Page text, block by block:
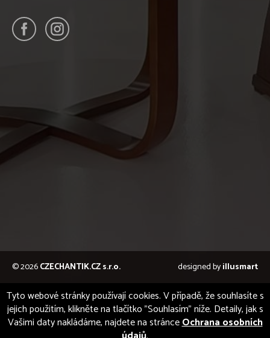
© 2026CZECHANTIK.CZ s.r.o. designed byillusmart
Tyto webové stránky používají cookies. V případě, že souhlasíte s
jejich použitím, klikněte na tlačítko "Souhlasím" níže. Detaily, jak s
Vašimi daty nakládáme, najdete na stránceOchrana osobních